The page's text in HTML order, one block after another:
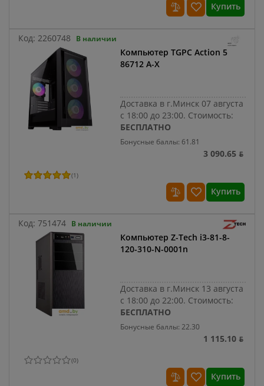
Купить
Код: 2260748 В наличии
Компьютер TGPC Action 5
86712 A-X
Доставка в г.Минск 07 августа
с 18:00 до 23:00. Стоимость:
БЕСПЛАТНО
Бонусные баллы: 61.81
3 090.65 ƃ
(1)
Купить
Код: 751474 В наличии
Компьютер Z-Tech i3-81-8-
120-310-N-0001n
Доставка в г.Минск 13 августа
с 18:00 до 22:00. Стоимость:
БЕСПЛАТНО
Бонусные баллы: 22.30
1 115.10 ƃ
(0)
Купить